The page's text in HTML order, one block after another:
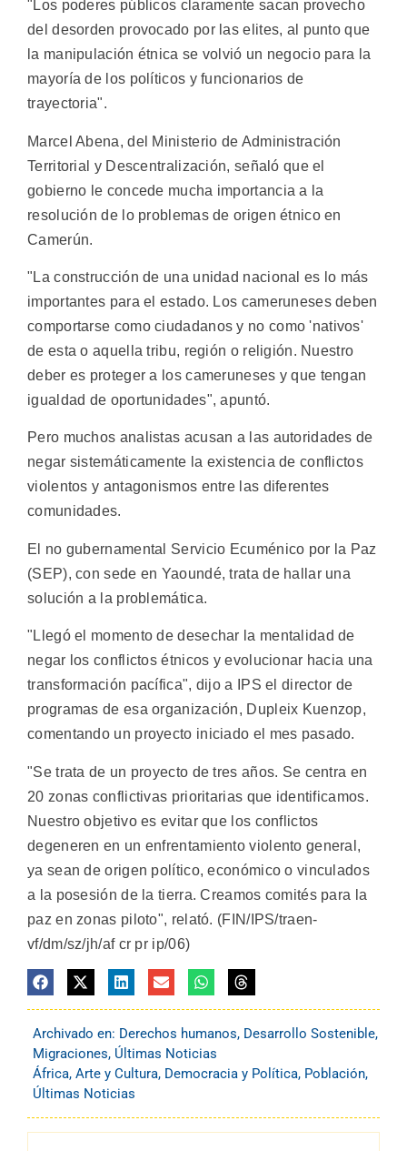
"Los poderes públicos claramente sacan provecho
del desorden provocado por las elites, al punto que
la manipulación étnica se volvió un negocio para la
mayoría de los políticos y funcionarios de
trayectoria".
Marcel Abena, del Ministerio de Administración
Territorial y Descentralización, señaló que el
gobierno le concede mucha importancia a la
resolución de lo problemas de origen étnico en
Camerún.
"La construcción de una unidad nacional es lo más
importantes para el estado. Los cameruneses deben
comportarse como ciudadanos y no como 'nativos'
de esta o aquella tribu, región o religión. Nuestro
deber es proteger a los cameruneses y que tengan
igualdad de oportunidades", apuntó.
Pero muchos analistas acusan a las autoridades de
negar sistemáticamente la existencia de conflictos
violentos y antagonismos entre las diferentes
comunidades.
El no gubernamental Servicio Ecuménico por la Paz
(SEP), con sede en Yaoundé, trata de hallar una
solución a la problemática.
"Llegó el momento de desechar la mentalidad de
negar los conflictos étnicos y evolucionar hacia una
transformación pacífica", dijo a IPS el director de
programas de esa organización, Dupleix Kuenzop,
comentando un proyecto iniciado el mes pasado.
"Se trata de un proyecto de tres años. Se centra en
20 zonas conflictivas prioritarias que identificamos.
Nuestro objetivo es evitar que los conflictos
degeneren en un enfrentamiento violento general,
ya sean de origen político, económico o vinculados
a la posesión de la tierra. Creamos comités para la
paz en zonas piloto", relató. (FIN/IPS/traen-
vf/dm/sz/jh/af cr pr ip/06)
Archivado en: Derechos humanos, Desarrollo Sostenible,
Migraciones, Últimas Noticias
África, Arte y Cultura, Democracia y Política, Población,
Últimas Noticias